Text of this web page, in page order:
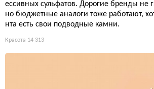
ессивных сульфатов. Дорогие бренды не
но бюджетные аналоги тоже работают,
нта есть свои подводные камни.
Красота 14 313